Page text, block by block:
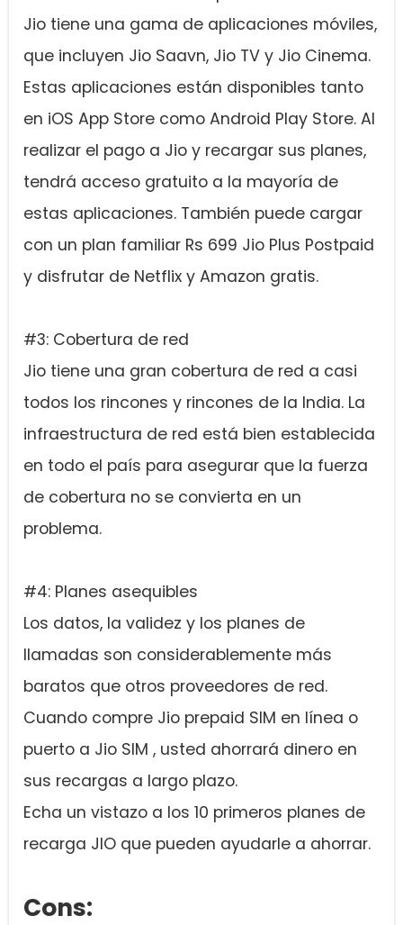
Jio tiene una gama de aplicaciones móviles,
que incluyen Jio Saavn, Jio TV y Jio Cinema.
Estas aplicaciones están disponibles tanto
en iOS App Store como Android Play Store. Al
realizar el pago a Jio y recargar sus planes,
tendrá acceso gratuito a la mayoría de
estas aplicaciones. También puede cargar
con un plan familiar Rs 699 Jio Plus Postpaid
y disfrutar de Netflix y Amazon gratis.
#3: Cobertura de red
Jio tiene una gran cobertura de red a casi
todos los rincones y rincones de la India. La
infraestructura de red está bien establecida
en todo el país para asegurar que la fuerza
de cobertura no se convierta en un
problema.
#4: Planes asequibles
Los datos, la validez y los planes de
llamadas son considerablemente más
baratos que otros proveedores de red.
Cuando compre Jio prepaid SIM en línea o
puerto a Jio SIM , usted ahorrará dinero en
sus recargas a largo plazo.
Echa un vistazo a los 10 primeros planes de
recarga JIO que pueden ayudarle a ahorrar.
Cons: